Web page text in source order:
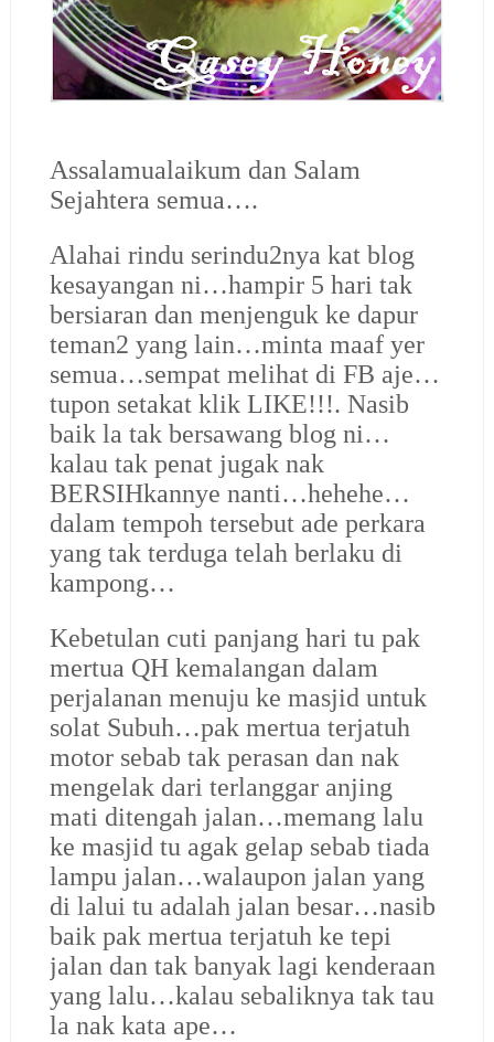
Assalamualaikum dan Salam
Sejahtera semua….
Alahai rindu serindu2nya kat blog
kesayangan ni…hampir 5 hari tak
bersiaran dan menjenguk ke dapur
teman2 yang lain…minta maaf yer
semua…sempat melihat di FB aje…
tupon setakat klik LIKE!!!. Nasib
baik la tak bersawang blog ni…
kalau tak penat jugak nak
BERSIHkannye nanti…hehehe…
dalam tempoh tersebut ade perkara
yang tak terduga telah berlaku di
kampong…
Kebetulan cuti panjang hari tu pak
mertua QH kemalangan dalam
perjalanan menuju ke masjid untuk
solat Subuh…pak mertua terjatuh
motor sebab tak perasan dan nak
mengelak dari terlanggar anjing
mati ditengah jalan…memang lalu
ke masjid tu agak gelap sebab tiada
lampu jalan…walaupon jalan yang
di lalui tu adalah jalan besar…nasib
baik pak mertua terjatuh ke tepi
jalan dan tak banyak lagi kenderaan
yang lalu…kalau sebaliknya tak tau
la nak kata ape…